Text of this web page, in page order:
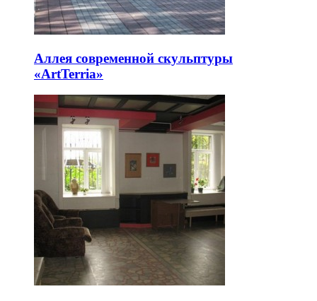
Аллея современной скульптуры
«ArtTerria»